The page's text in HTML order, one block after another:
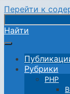
Перейти к
Найти
Рубрики
PHP